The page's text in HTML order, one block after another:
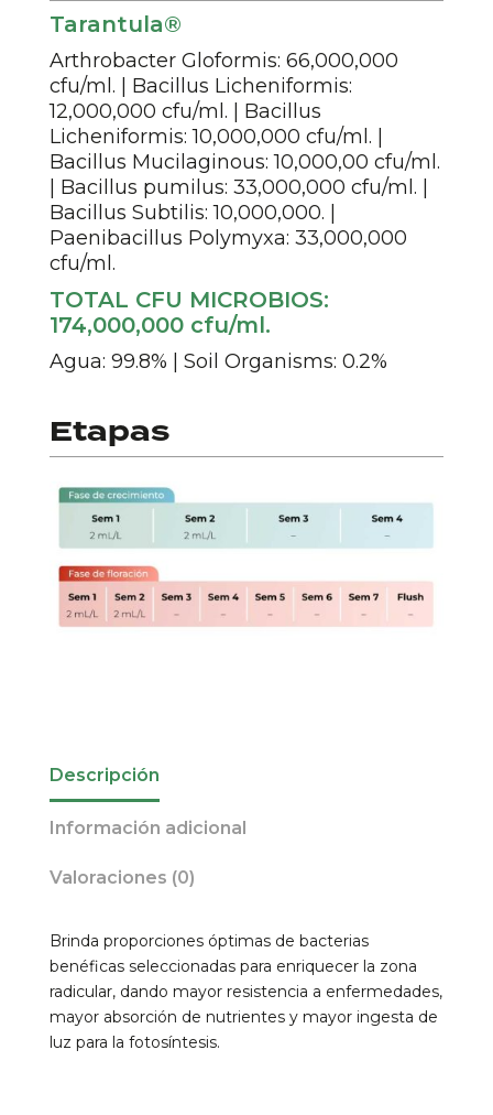
Tarantula®
Arthrobacter Gloformis: 66,000,000
cfu/ml. | Bacillus Licheniformis:
12,000,000 cfu/ml. | Bacillus
Licheniformis: 10,000,000 cfu/ml. |
Bacillus Mucilaginous: 10,000,00 cfu/ml.
| Bacillus pumilus: 33,000,000 cfu/ml. |
Bacillus Subtilis: 10,000,000. |
Paenibacillus Polymyxa: 33,000,000
cfu/ml.
TOTAL CFU MICROBIOS:
174,000,000 cfu/ml.
Agua: 99.8% | Soil Organisms: 0.2%
Etapas
Descripción
Información adicional
Valoraciones (0)
Brinda proporciones óptimas de bacterias
benéficas seleccionadas para enriquecer la zona
radicular, dando mayor resistencia a enfermedades,
mayor absorción de nutrientes y mayor ingesta de
luz para la fotosíntesis.